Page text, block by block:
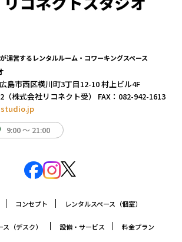
運営するレンタルルーム・コワーキングスペース
島市西区横川町3丁目12-10 村上ビル4F
（株式会社リコネクト受） FAX：082-942-1613
9:00 ～ 21:00
コンセプト レンタルスペース（個室）
（デスク） 設備・サービス 料金プラン